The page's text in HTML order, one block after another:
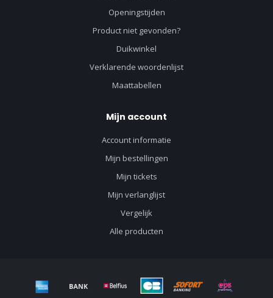
Openingstijden
Product niet gevonden?
Duikwinkel
Verklarende woordenlijst
Maattabellen
Mijn account
Account informatie
Mijn bestellingen
Mijn tickets
Mijn verlanglijst
Vergelijk
Alle producten